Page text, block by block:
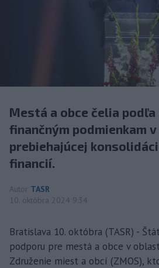
Mestá a obce čelia
finančným podmienkam
prebiehajúcej
financií.
Autor TASR
10. októbra 2024 9:34
Bratislava 10. októbra (TASR) -
podporu pre mestá a obce v
Združenie miest a obcí (ZMOS),